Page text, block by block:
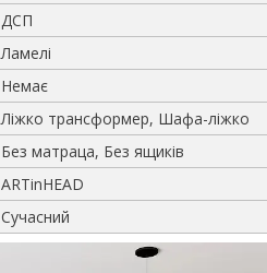
ДСП
Ламелі
Немає
Ліжко трансформер, Шафа-ліжко
Без матраца, Без ящиків
ARTinHEAD
Сучасний